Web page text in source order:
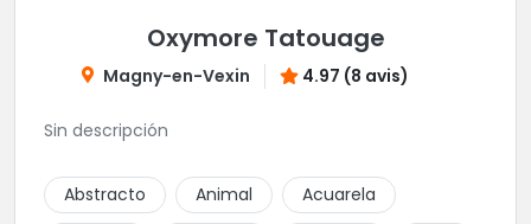
Oxymore Tatouage
Magny-en-Vexin 4.97 (8 avis)
Sin descripción
Abstracto Animal
Acuarela